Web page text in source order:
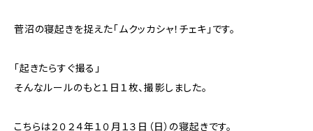
菅沼の寝起きを捉えた「ムクッカシャ！チェキ」です。
「起きたらすぐ撮る」
そんなルールのもと１日１枚、撮影しました。
こちらは２０２４年１０月１３日（日）の寝起きです。